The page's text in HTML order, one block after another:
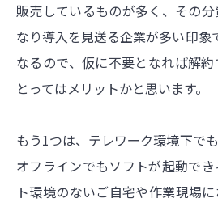
販売しているものが多く、その
なり導入を見送る企業が多い印象
なるので、仮に不要となれば解
とってはメリットかと思います。
もう1つは、テレワーク環境下で
オフラインでもソフトが起動で
ト環境のないご自宅や作業現場